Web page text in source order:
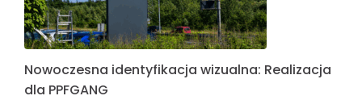
Nowoczesna identyfikacja wizualna: Realizacja
dla PPFGANG